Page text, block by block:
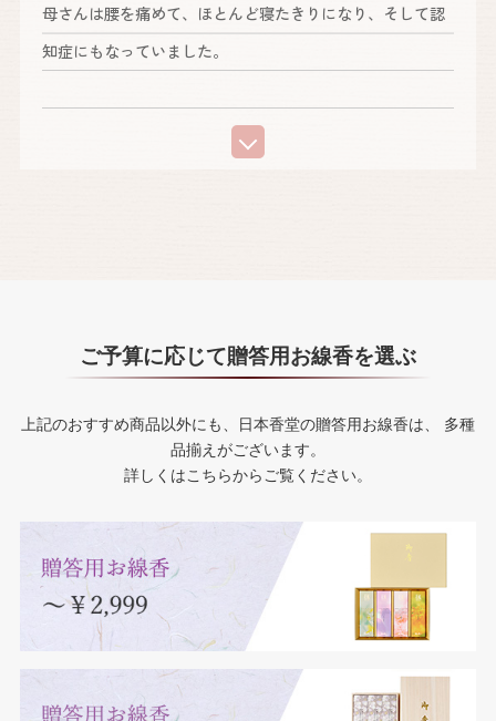
兄妹、歳が近かったけん、産むのばためらったとでしょ？
お店も何もない阿蘇山のふもとで乳飲み子ば育てるのは大
変だったよね。
座ってるとこ見たことなかもん。
「ありがとう」をいくら積み重ねても感謝しきれんばって
ん、自分より相手を思いやるお母さんのようになること
が、命を受け継いだ私の使命と思っています。
今度、お母さんお父さんに会いにお墓参りに帰るけん。
母さんは腰を痛めて、ほとんど寝たきりになり、そして認
知症にもなっていました。
我が子の名前も忘れ、片言の話はできても、すぐに忘れち
から、母さんは桜を見て、「きれいだねえ。北小の桜を見
るの、何年振りかねえ」と言ったのです。
枚もの桜の花びらが風に流され空に舞っていました。
それを見ていた母さんはぼそっとつぶやいたんですよ。
「あっ、思い出した。光生に連れられて車の中から見た北
小の桜、きれいだったねえ」
涙がこぼれました。小さな奇跡でした。
ご予算に応じて贈答用お線香を選ぶ
上記のおすすめ商品以外にも、日本香堂の贈答用お線香は、
多種
品揃えがございます。
詳しくはこちらからご覧ください。